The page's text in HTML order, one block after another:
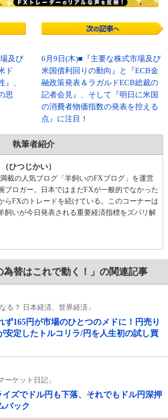
及び
ド
』、
思
6月9日(木)■『主要な株式市場及び
米国債利回りの動向』と『ECB金
融政策発表＆ラガルドECB総裁の
記者会見』、そして『明日に米国
の消費者物価指数の発表を控える
点』に注目！
執筆者紹介
ひつじかい）
載の人気ブログ「羊飼いのFXブログ」を運営
ブロガー。日本ではまだFXが一般的でなかった
らFXのトレードを続けている。このコーナーは
飼いが今日発表される重要経済指標をズバリ解
替はこれで動く！」の関連記事
る？ 日本経済、世界経済」
165円が市場のひとつのメドに！円売り
安定したトルコリラ/円を人生初の試し買
ケット日記」
ズでドル円も下落、それでもドル円深押
バック